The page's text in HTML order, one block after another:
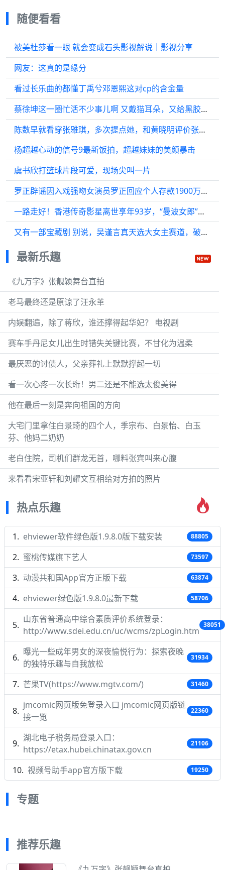
随便看看
被美杜莎看一眼 就会变成石头影视解说｜影视分享
网友：这真的是缘分
看过长乐曲的都懂丁禹兮邓恩熙这对cp的含金量
蔡徐坤这一圈忙活不少事儿啊 又戴猫耳朵，又给黑胶亲签！是谁羡慕了我不说
陈数早就看穿张雅琪，多次提点她，和黄晓明评价张雅琪呼应上了
杨超越心动的信号9最新饭拍，超越妹妹的美颜暴击
虞书欣打篮球片段可爱，现场尖叫一片
罗正辟谣因入戏强吻女演员罗正回应个人存款1900万传闻
一路走好！香港传奇影星离世享年93岁，“曼波女郎”成绝响
又有一部宝藏剧 别说，吴谨言真天选大女主赛道，破碎又坚韧，又一对做恨cp
最新乐趣
《九万字》张靓颖舞台直拍
老马最终还是原谅了汪永革
内娱翻遍，除了蒋欣，谁还撑得起华妃？ 电视剧
赛车手丹尼女儿出生时错失关键比赛，不甘化为温柔
最厌恶的讨债人，父亲葬礼上默默撑起一切
看一次心疼一次长珩！男二还是不能选太俊美得
他在最后一刻是奔向祖国的方向
大宅门里拿住白景琦的四个人，季宗布、白景怡、白玉
芬、他妈二奶奶
老白住院，司机们群龙无首，哪料张宾叫来心腹
来看看宋亚轩和刘耀文互相给对方拍的照片
热点乐趣
ehviewer软件绿色版1.9.8.0版下载安装 88805
蜜桃传媒旗下艺人 73597
动漫共和国App官方正版下载 63874
ehviewer绿色版1.9.8.0最新下载 58706
山东省普通高中综合素质评价系统登录：
http://www.sdei.edu.cn/uc/wcms/zpLogin.htm
38051
曝光一些成年男女的深夜愉悦行为：探索夜晚
的独特乐趣与自我放松
31934
芒果TV(https://www.mgtv.com/) 31460
jmcomic网页版免登录入口 jmcomic网页版链
接一览
22360
湖北电子税务局登录入口：
https://etax.hubei.chinatax.gov.cn
21106
视频号助手app官方版下载 19250
专题
推荐乐趣